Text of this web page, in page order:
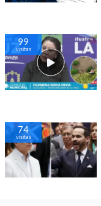
99
visitas
74
visitas